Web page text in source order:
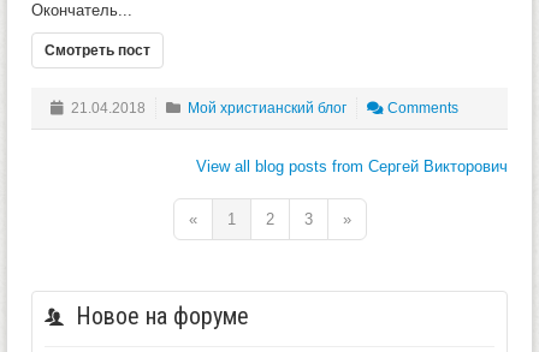
Окончатель...
Смотреть пост
21.04.2018 Мой христианский блог Comments
View all blog posts from Сергей Викторович
« 1 2 3 »
Новое на форуме